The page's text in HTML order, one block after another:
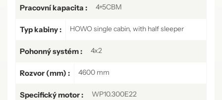
Pracovní kapacita : 4+5CBM
Typ kabiny : HOWO single cabin, with half sleeper
Pohonný systém : 4x2
Rozvor (mm) : 4600 mm
Specifický motor : WP10.300E22